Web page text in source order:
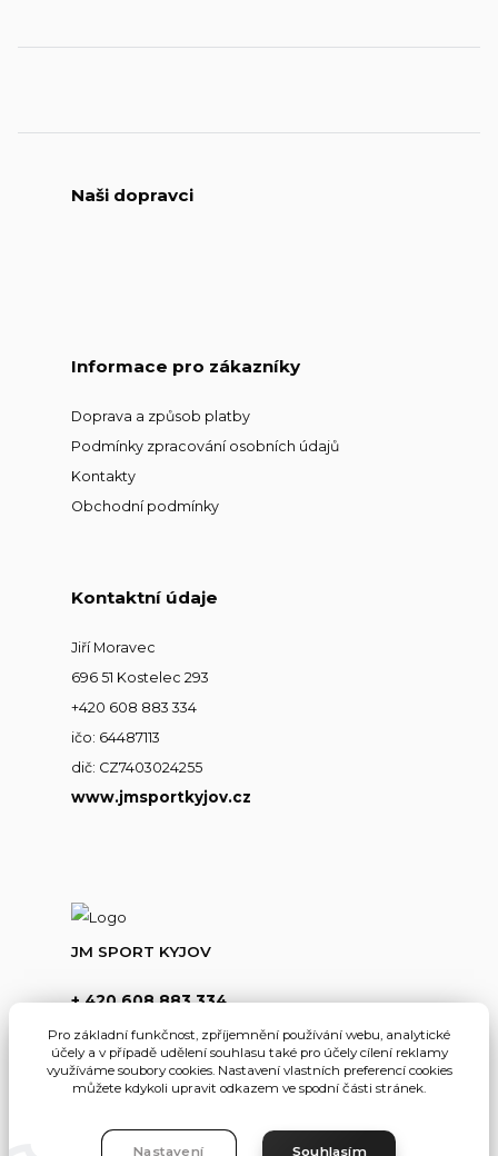
Naši dopravci
Informace pro zákazníky
Doprava a způsob platby
Podmínky zpracování osobních údajů
Kontakty
Obchodní podmínky
Kontaktní údaje
Jiří Moravec
696 51 Kostelec 293
+420 608 883 334
ičo: 64487113
dič: CZ7403024255
www.jmsportkyjov.cz
JM SPORT KYJOV
+ 420 608 883 334
info@jmsportkyjov.cz
Pro základní funkčnost, zpříjemnění používání webu, analytické
účely a v případě udělení souhlasu také pro účely cílení reklamy
využíváme soubory cookies. Nastavení vlastních preferencí cookies
můžete kdykoli upravit odkazem ve spodní části stránek.
Nastavení Souhlasím